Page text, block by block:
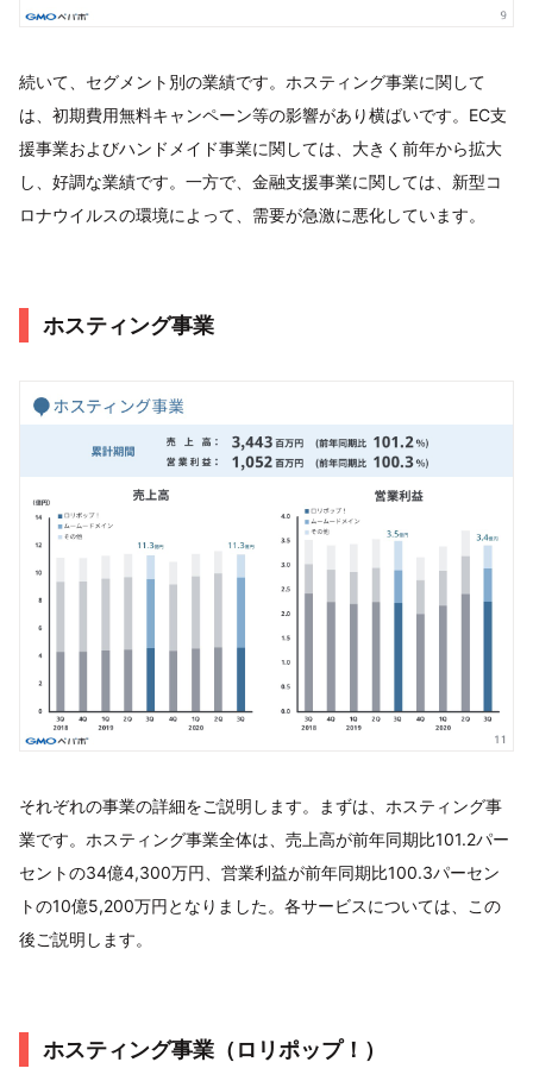
続いて、セグメント別の業績です。ホスティング事業に関して
は、初期費用無料キャンペーン等の影響があり横ばいです。EC支
援事業およびハンドメイド事業に関しては、大きく前年から拡大
し、好調な業績です。一方で、金融支援事業に関しては、新型コ
ロナウイルスの環境によって、需要が急激に悪化しています。
ホスティング事業
それぞれの事業の詳細をご説明します。まずは、ホスティング事
業です。ホスティング事業全体は、売上高が前年同期比101.2パー
セントの34億4,300万円、営業利益が前年同期比100.3パーセン
トの10億5,200万円となりました。各サービスについては、この
後ご説明します。
ホスティング事業（ロリポップ！）